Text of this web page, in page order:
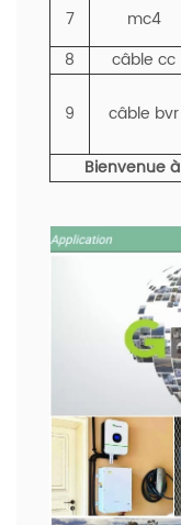
7 mc4
8
câble cc
9 câble bvr
Bienvenue